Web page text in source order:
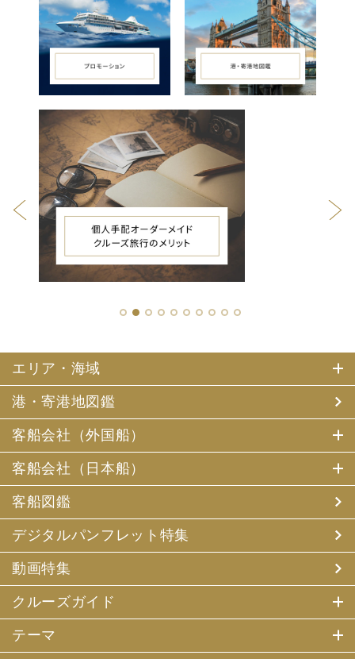
1 2 3 4 5 6 7 8 9 10
エリア・海域
港・寄港地図鑑
客船会社（外国船）
客船会社（日本船）
客船図鑑
デジタルパンフレット特集
動画特集
クルーズガイド
テーマ